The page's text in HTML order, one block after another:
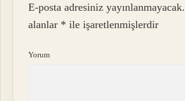
E-posta adresiniz yayınlanmayacak.
alanlar * ile işaretlenmişlerdir
Yorum